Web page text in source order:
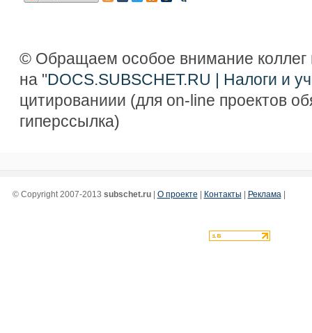
© Обращаем особое внимание коллег
на "DOCS.SUBSCHET.RU | Налоги и
цитированиии (для on-line проектов
гиперссылка)
© Copyright 2007-2013 subschet.ru| О проекте | Контакты | Реклама |